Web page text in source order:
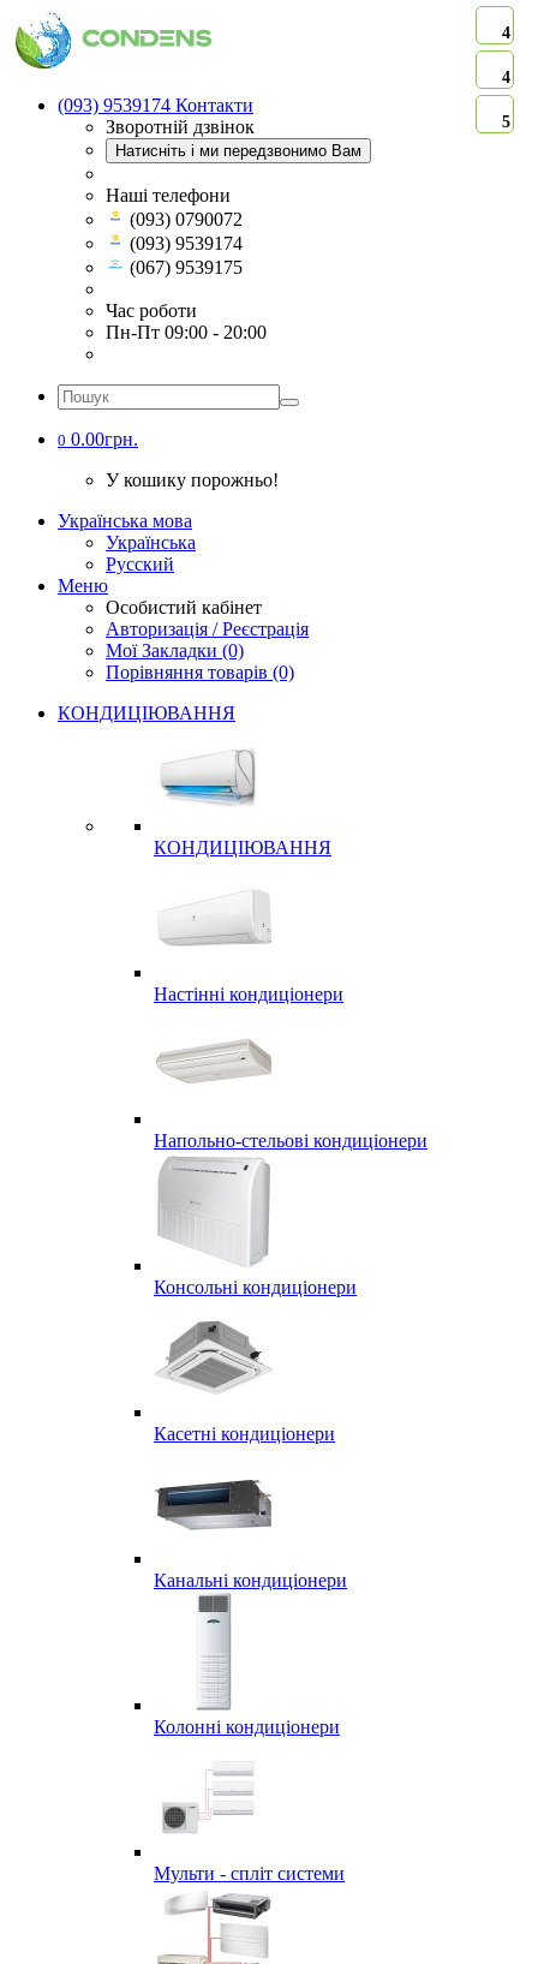
(093) 9539174 Контакти
Зворотній дзвінок
Натисніть і ми передзвонимо Вам
Наші телефони
(093) 0790072
(093) 9539174
(067) 9539175
Час роботи
Пн-Пт 09:00 - 20:00
0 0.00грн.
У кошику порожньо!
Українська мова
Українська
Русский
Меню
Особистий кабінет
Авторизація / Реєстрація
Мої Закладки (0)
Порівняння товарів (0)
КОНДИЦІЮВАННЯ
КОНДИЦІЮВАННЯ
Настінні кондиціонери
Напольно-стельові кондиціонери
Консольні кондиціонери
Касетні кондиціонери
Канальні кондиціонери
Колонні кондиціонери
Мульти - спліт системи
4
4
5